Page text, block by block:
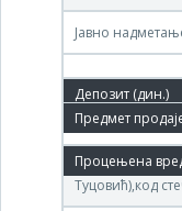
Јавно
08. окт.'08.
(ДП.Прва
Туцовић),код